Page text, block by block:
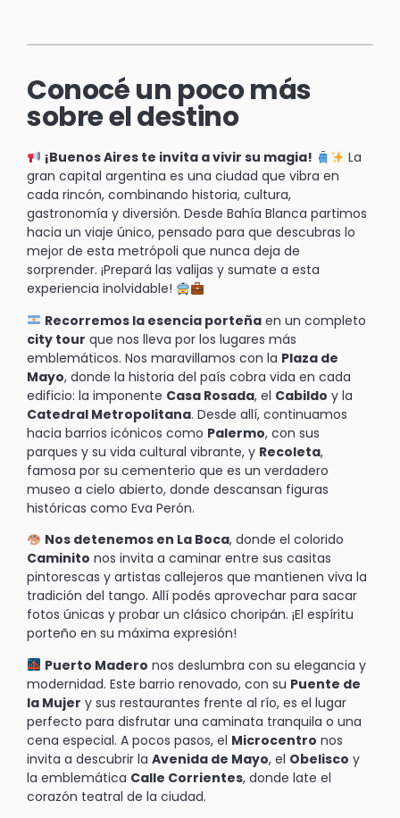
Conocé un poco más
sobre el destino
¡Buenos Aires te invita a vivir su magia!
La
gran capital argentina es una ciudad que vibra en
cada rincón, combinando historia, cultura,
gastronomía y diversión. Desde Bahía Blanca partimos
hacia un viaje único, pensado para que descubras lo
mejor de esta metrópoli que nunca deja de
sorprender. ¡Prepará las valijas y sumate a esta
experiencia inolvidable!
Recorremos la esencia porteñaen un completo
city tour que nos lleva por los lugares más
emblemáticos. Nos maravillamos con la Plaza de
Mayo, donde la historia del país cobra vida en cada
edificio: la imponente Casa Rosada, el Cabildo y la
Catedral Metropolitana. Desde allí, continuamos
hacia barrios icónicos como Palermo, con sus
parques y su vida cultural vibrante, y Recoleta,
famosa por su cementerio que es un verdadero
museo a cielo abierto, donde descansan figuras
históricas como Eva Perón.
Nos detenemos en La Boca, donde el colorido
Caminito nos invita a caminar entre sus casitas
pintorescas y artistas callejeros que mantienen viva la
tradición del tango. Allí podés aprovechar para sacar
fotos únicas y probar un clásico choripán. ¡El espíritu
porteño en su máxima expresión!
Puerto Madero nos deslumbra con su elegancia y
modernidad. Este barrio renovado, con su Puente de
la Mujer y sus restaurantes frente al río, es el lugar
perfecto para disfrutar una caminata tranquila o una
cena especial. A pocos pasos, el Microcentro nos
invita a descubrir la Avenida de Mayo, el Obelisco y
la emblemática Calle Corrientes, donde late el
corazón teatral de la ciudad.